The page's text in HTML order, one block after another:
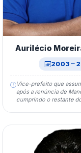
Aurilécio
2003 –
Vice-prefeito que
após a renúncia de
cumprindo o restante